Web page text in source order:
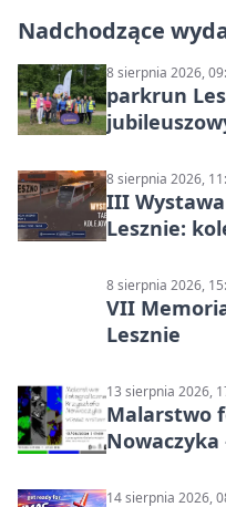
Nadchodzące
8 sierpnia 2026,
parkrun
8 sierpnia 2026,
III
Lesznie:
8 sierpnia 2026,
VII
Lesznie
13 sierpnia 2026,
Malarstwo
14 sierpnia 2026,